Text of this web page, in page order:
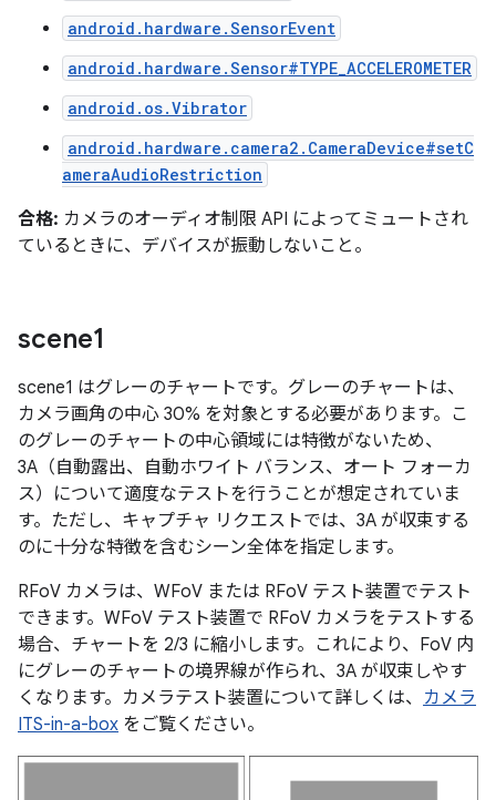
android.hardware.SensorEvent
android.hardware.Sensor#TYPE_ACCELEROMETER
android.os.Vibrator
android.hardware.camera2.CameraDevice#setC
ameraAudioRestriction
合格: カメラのオーディオ制限 API によってミュートされ
ているときに、デバイスが振動しないこと。
scene1
scene1 はグレーのチャートです。グレーのチャートは、
カメラ画角の中心 30% を対象とする必要があります。こ
のグレーのチャートの中心領域には特徴がないため、
3A（自動露出、自動ホワイト バランス、オート フォーカ
ス）について適度なテストを行うことが想定されていま
す。ただし、キャプチャ リクエストでは、3A が収束する
のに十分な特徴を含むシーン全体を指定します。
RFoV カメラは、WFoV または RFoV テスト装置でテスト
できます。WFoV テスト装置で RFoV カメラをテストする
場合、チャートを 2/3 に縮小します。これにより、FoV 内
にグレーのチャートの境界線が作られ、3A が収束しやす
くなります。カメラテスト装置について詳しくは、 カメラ
ITS-in-a-box をご覧ください。